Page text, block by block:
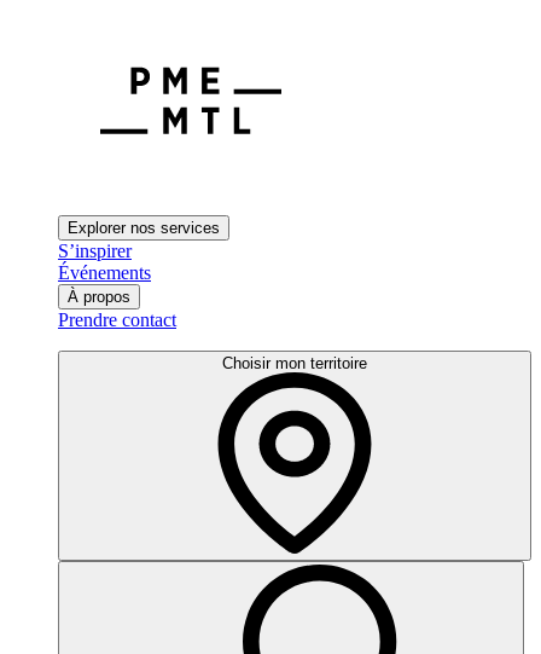
Explorer nos services
S’inspirer
Événements
À propos
Prendre contact
Choisir mon territoire